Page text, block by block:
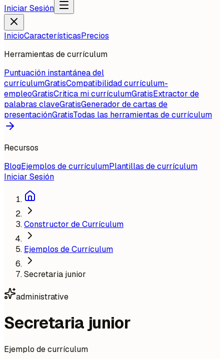
Iniciar Sesión
InicioCaracterísticasPrecios
Herramientas de currículum
Puntuación instantánea del
currículumGratisCompatibilidad currículum-
empleoGratisCritica mi currículumGratisExtractor de
palabras claveGratisGenerador de cartas de
presentaciónGratisTodas las herramientas de currículum
Recursos
BlogEjemplos de currículumPlantillas de currículum
Iniciar Sesión
Constructor de Currículum
Ejemplos de Currículum
Secretaria junior
administrative
Secretaria junior
Ejemplo de currículum